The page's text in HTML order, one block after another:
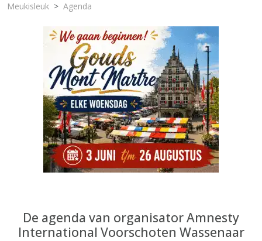
Meukisleuk Agenda
De agenda van organisator Amnesty
International Voorschoten Wassenaar